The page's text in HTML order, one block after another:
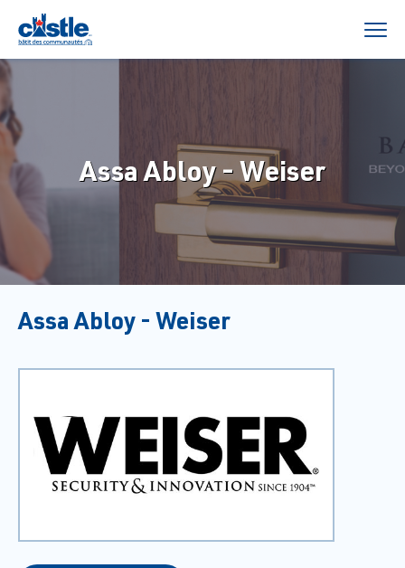
Assa Abloy - Weiser
Assa Abloy - Weiser